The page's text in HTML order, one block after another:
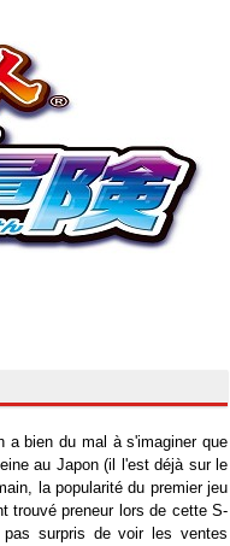
a bien du mal à s'imaginer que
au Japon (il l'est déjà sur le
la popularité du premier jeu
trouvé preneur lors de cette S-
surpris de voir les ventes